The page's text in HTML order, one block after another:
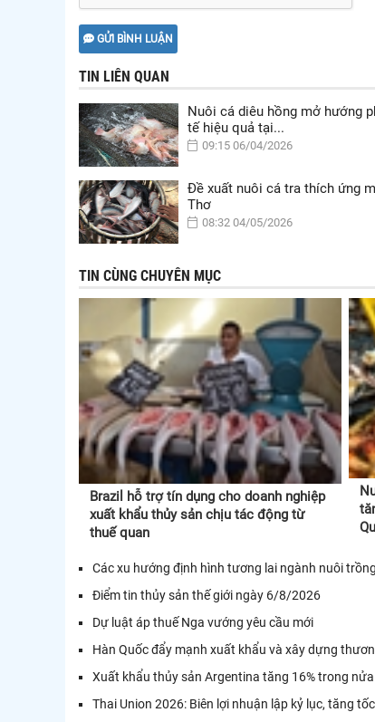
GỬI BÌNH LUẬN
TIN LIÊN QUAN
Nuôi cá diêu hồng mở hướng
tế hiệu quả tại...
09:15 06/04/2026
Đề xuất nuôi cá tra thích ứng
Thơ
08:32 04/05/2026
TIN CÙNG CHUYÊN MỤC
Brazil hỗ trợ tín dụng cho doanh nghiệp
xuất khẩu thủy sản chịu tác động từ
thuế quan
Các xu hướng định hình tương lai ngành nuôi
Điểm tin thủy sản thế giới ngày 6/8/2026
Dự luật áp thuế Nga vướng yêu cầu mới
Hàn Quốc đẩy mạnh xuất khẩu và xây dựng
Xuất khẩu thủy sản Argentina tăng 16% trong
Thai Union 2026: Biên lợi nhuận lập kỷ lục, tăng